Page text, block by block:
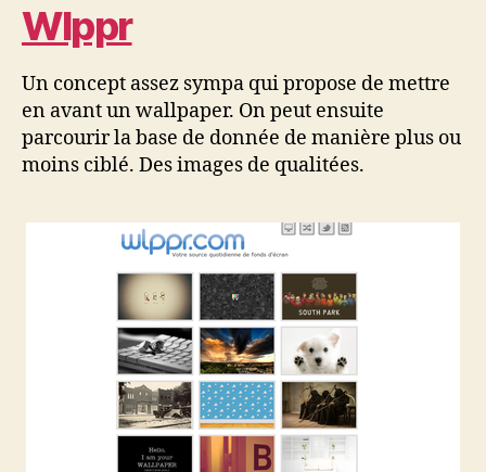
Wlppr
Un concept assez sympa qui propose de mettre
en avant un wallpaper. On peut ensuite
parcourir la base de donnée de manière plus ou
moins ciblé. Des images de qualitées.